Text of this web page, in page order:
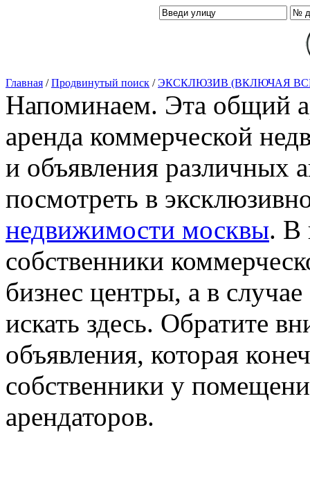
Главная /Продвинутый поиск /ЭКСКЛЮЗИВ (ВКЛЮЧАЯ
Напоминаем. Эта общий
аренда коммерческой
и объявления различных
посмотреть в
недвижимости москвы. В
собственники
бизнес центры, а в случае
искать здесь. Обратите
объявления, которая
собственники у
арендаторов.